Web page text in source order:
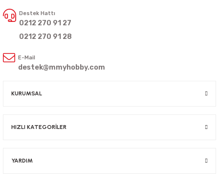
Destek Hattı
0212 270 91 27
0212 270 91 28
E-Mail
destek@mmyhobby.com
KURUMSAL
HIZLI KATEGORİLER
YARDIM